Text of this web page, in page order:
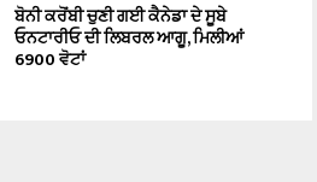
ਬੋਨੀ ਕਰੋਂਬੀ ਚੁਣੀ ਗਈ ਕੈਨੇਡਾ ਦੇ ਸੂਬੇ
ਓਨਟਾਰੀਓ ਦੀ ਲਿਬਰਲ ਆਗੂ, ਮਿਲੀਆਂ
6900 ਵੋਟਾਂ